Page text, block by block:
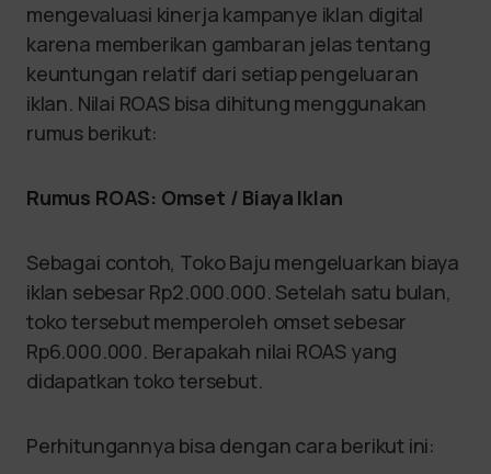
mengevaluasi kinerja kampanye iklan digital
karena memberikan gambaran jelas tentang
keuntungan relatif dari setiap pengeluaran
iklan. Nilai ROAS bisa dihitung menggunakan
rumus berikut:
Rumus ROAS: Omset / Biaya Iklan
Sebagai contoh, Toko Baju mengeluarkan biaya
iklan sebesar Rp2.000.000. Setelah satu bulan,
toko tersebut memperoleh omset sebesar
Rp6.000.000. Berapakah nilai ROAS yang
didapatkan toko tersebut.
Perhitungannya bisa dengan cara berikut ini: